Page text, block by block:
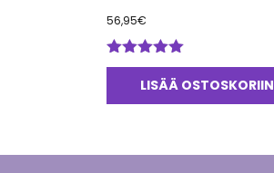
56,95€
Arvostelu
tuotteesta:
LISÄÄ OSTOSKORIIN